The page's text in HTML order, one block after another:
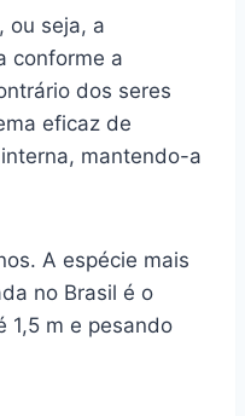
ou seja, a
conforme a
dos seres
eficaz de
mantendo-a
A espécie mais
no Brasil é o
1,5 m e pesando